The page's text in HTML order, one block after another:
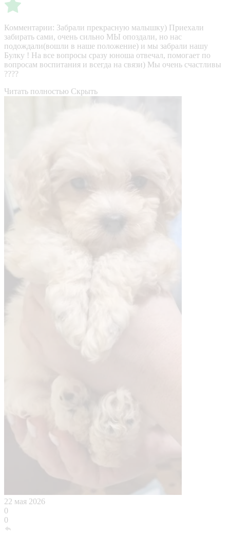
Комментарии: Забрали прекрасную малышку) Приехали
забирать сами, очень сильно МЫ опоздали, но нас
подождали(вошли в наше положение) и мы забрали нашу
Булку ! На все вопросы сразу юноша отвечал, помогает по
вопросам воспитания и всегда на связи) Мы очень счастливы
????
Читать полностью Скрыть
22 мая 2026
0
0